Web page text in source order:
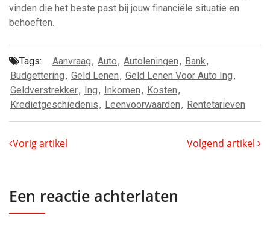
vinden die het beste past bij jouw financiële situatie en
behoeften.
Tags: Aanvraag, Auto, Autoleningen, Bank,
Budgettering, Geld Lenen, Geld Lenen Voor Auto Ing,
Geldverstrekker, Ing, Inkomen, Kosten,
Kredietgeschiedenis, Leenvoorwaarden, Rentetarieven
Vorig artikel Volgend artikel
Een reactie achterlaten